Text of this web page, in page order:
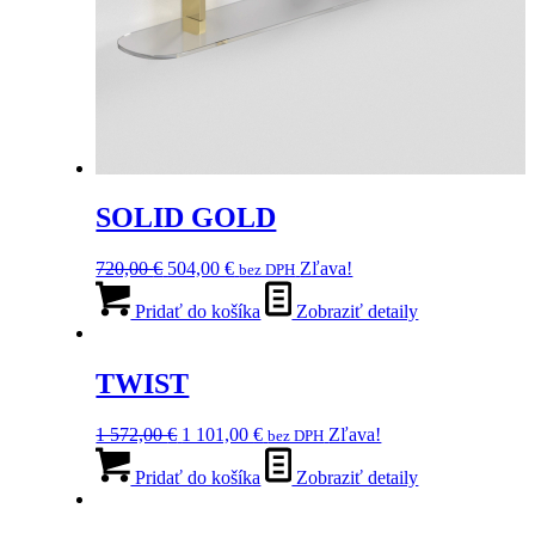
SOLID GOLD
720,00€ Pôvodná
bola:
504,00€Aktuálna
cena
je:
bez DPH Zľava!
Pridať do košíka Zobraziť detaily
TWIST
1 572,00€ Pôvodná
bola:
1 101,00€Aktuálna
cena
je:
bez DPH Zľava!
Pridať do košíka Zobraziť detaily